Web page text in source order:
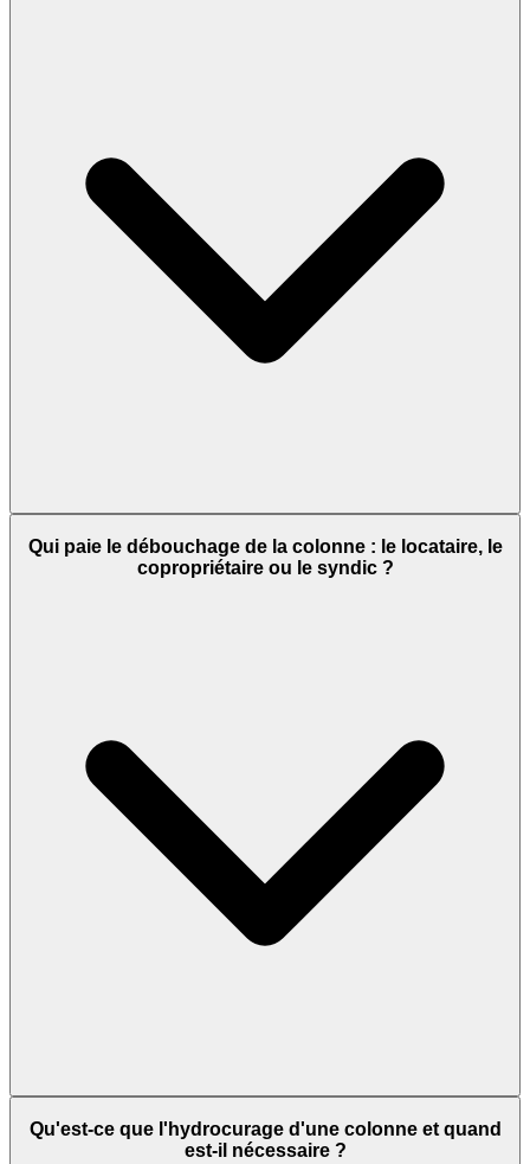
Qui paie le débouchage de la colonne : le locataire, le
copropriétaire ou le syndic ?
Qu'est-ce que l'hydrocurage d'une colonne et quand
est-il nécessaire ?